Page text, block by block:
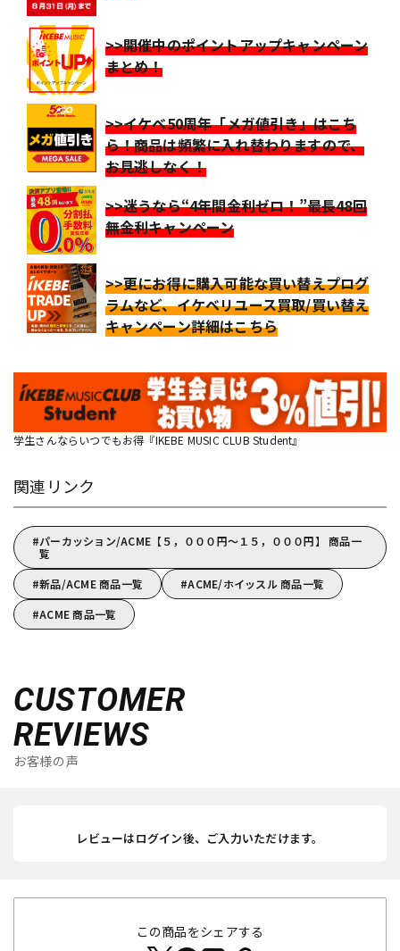
>>開催中のポイントアップキャンペーン
まとめ！
>>イケベ50周年「メガ値引き」はこち
ら！商品は頻繁に入れ替わりますので、
お見逃しなく！
>>迷うなら“4年間金利ゼロ！”最長48回
無金利キャンペーン
>>更にお得に購入可能な買い替えプログ
ラムなど、イケベリユース買取/買い替え
キャンペーン詳細はこちら
学生さんならいつでもお得『IKEBE MUSIC CLUB Student』
関連リンク
パーカッション/ACME【５，０００円～１５，０００円】 商品一
覧
新品/ACME 商品一覧
ACME/ホイッスル 商品一覧
ACME 商品一覧
CUSTOMER
REVIEWS
お客様の声
レビューはログイン後、ご入力いただけます。
この商品をシェアする